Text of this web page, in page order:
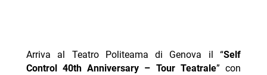
Arriva al Teatro Politeama di Genova il “Self
Control 40th Anniversary – Tour Teatrale” con